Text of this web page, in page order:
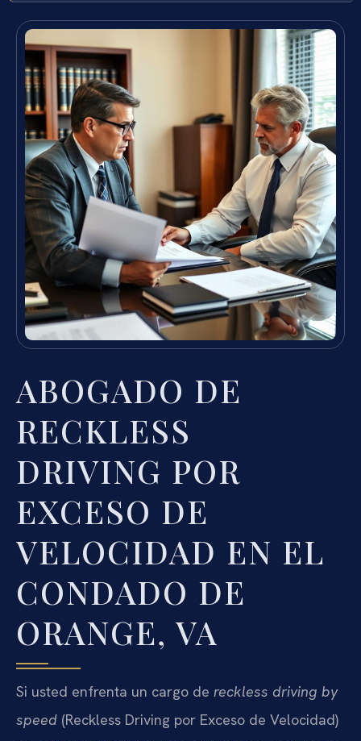
ABOGADO DE
RECKLESS
DRIVING POR
EXCESO DE
VELOCIDAD EN EL
CONDADO DE
ORANGE, VA
Si usted enfrenta un cargo de reckless driving by
speed (Reckless Driving por Exceso de Velocidad)